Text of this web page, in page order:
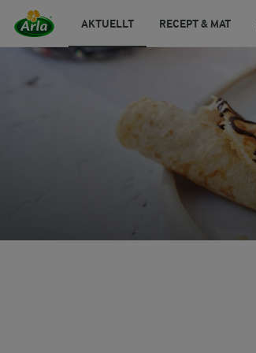
AKTUELLT RECEPT & MAT